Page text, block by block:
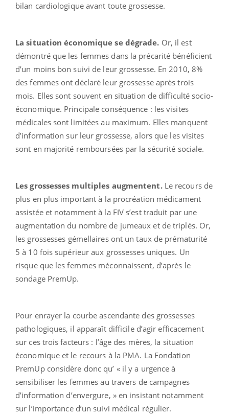
bilan cardiologique avant toute grossesse.
La situation économique se dégrade. Or, il est
démontré que les femmes dans la précarité bénéficient
d’un moins bon suivi de leur grossesse. En 2010, 8%
des femmes ont déclaré leur grossesse après trois
mois. Elles sont souvent en situation de difficulté socio-
économique. Principale conséquence : les visites
médicales sont limitées au maximum. Elles manquent
d’information sur leur grossesse, alors que les visites
sont en majorité remboursées par la sécurité sociale.
Les grossesses multiples augmentent.Le recours de
plus en plus important à la procréation médicament
assistée et notamment à la FIV s’est traduit par une
augmentation du nombre de jumeaux et de triplés. Or,
les grossesses gémellaires ont un taux de prématurité
5 à 10 fois supérieur aux grossesses uniques. Un
risque que les femmes méconnaissent, d’après le
sondage PremUp.
Pour enrayer la courbe ascendante des grossesses
pathologiques, il apparaît difficile d’agir efficacement
sur ces trois facteurs : l’âge des mères, la situation
économique et le recours à la PMA. La Fondation
PremUp considère donc qu’ « il y a urgence à
sensibiliser les femmes au travers de campagnes
d’information d’envergure, » en insistant notamment
sur l’importance d’un suivi médical régulier.